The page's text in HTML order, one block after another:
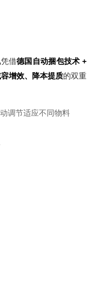
凭借德国自动捆包技术 +
增效、降本提质的双重
调节适应不同物料